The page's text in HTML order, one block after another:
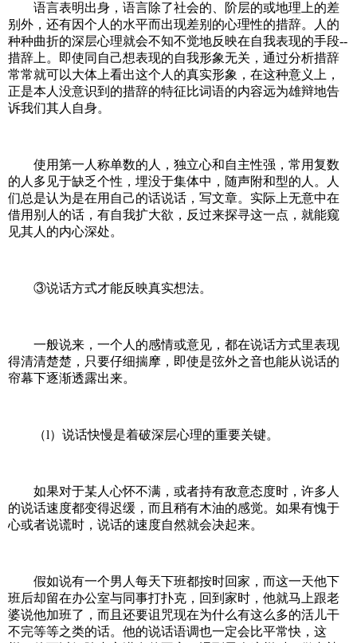
语言表明出身，语言除了社会的、阶层的或地理上的差
别外，还有因个人的水平而出现差别的心理性的措辞。人的
种种曲折的深层心理就会不知不觉地反映在自我表现的手段--
措辞上。即使同自己想表现的自我形象无关，通过分析措辞
常常就可以大体上看出这个人的真实形象，在这种意义上，
正是本人没意识到的措辞的特征比词语的内容远为雄辩地告
诉我们其人自身。
使用第一人称单数的人，独立心和自主性强，常用复数
的人多见于缺乏个性，埋没于集体中，随声附和型的人。人
们总是认为是在用自己的话说话，写文章。实际上无意中在
借用别人的话，有自我扩大欲，反过来探寻这一点，就能窥
见其人的内心深处。
③说话方式才能反映真实想法。
一般说来，一个人的感情或意见，都在说话方式里表现
得清清楚楚，只要仔细揣摩，即使是弦外之音也能从说话的
帘幕下逐渐透露出来。
（l）说话快慢是着破深层心理的重要关键。
如果对于某人心怀不满，或者持有敌意态度时，许多人
的说话速度都变得迟缓，而且稍有木油的感觉。如果有愧于
心或者说谎时，说话的速度自然就会决起来。
假如说有一个男人每天下班都按时回家，而这一天他下
班后却留在办公室与同事打扑克，回到家时，他就马上跟老
婆说他加班了，而且还要诅咒现在为什么有这么多的活儿干
不完等等之类的话。他的说话语调也一定会比平常快，这